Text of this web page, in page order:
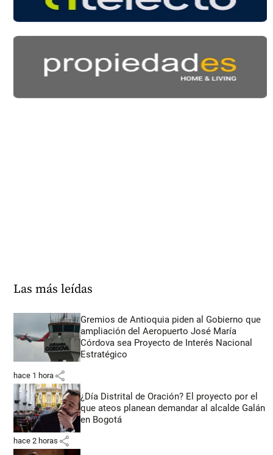
Las más leídas
Gremios de Antioquia piden al Gobierno que
ampliación del Aeropuerto José María
Córdova sea Proyecto de Interés Nacional
Estratégico
hace 1 hora share
¿Día Distrital de Oración? El proyecto por el
que ateos planean demandar al alcalde Galán
en Bogotá
hace 2 horas share